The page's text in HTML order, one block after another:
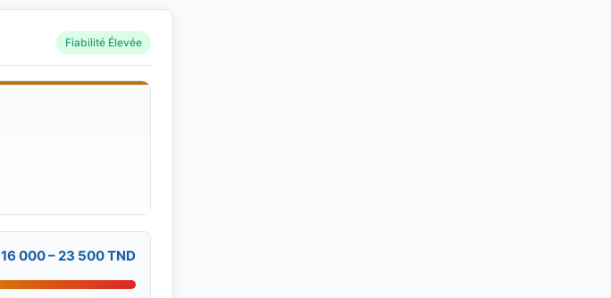
Fiabilité Élevée
16 000 – 23 500 TND